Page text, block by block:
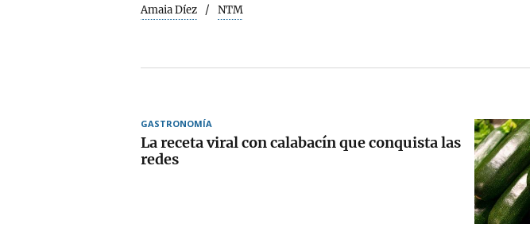
Amaia Díez NTM
GASTRONOMÍA
La receta viral con calabacín que conquista las
redes